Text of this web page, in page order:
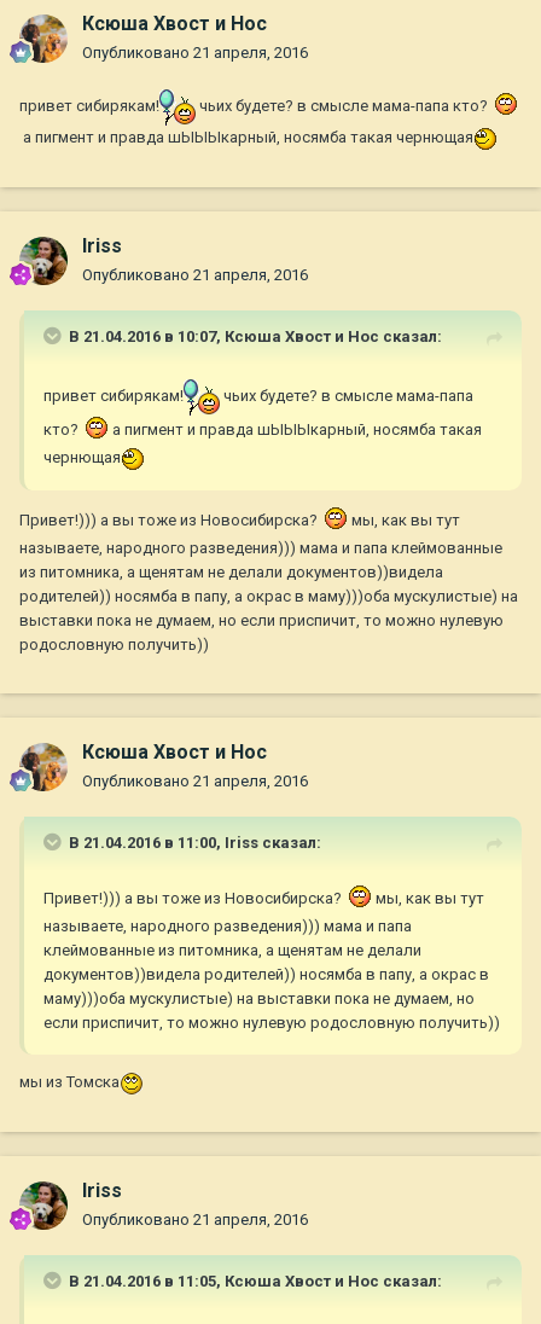
Ксюша Хвост и Нос
Опубликовано 21 апреля, 2016
привет сибирякам!
чьих будете? в смысле мама-папа кто?
а пигмент и правда шЫЫЫкарный, носямба такая чернющая
Iriss
Опубликовано 21 апреля, 2016
В 21.04.2016 в 10:07, Ксюша Хвост и Нос сказал:
привет сибирякам!
чьих будете? в смысле мама-папа
кто?
а пигмент и правда шЫЫЫкарный, носямба такая
чернющая
Привет!))) а вы тоже из Новосибирска?
мы, как вы тут
называете, народного разведения))) мама и папа клеймованные
из питомника, а щенятам не делали документов))видела
родителей)) носямба в папу, а окрас в маму)))оба мускулистые) на
выставки пока не думаем, но если приспичит, то можно нулевую
родословную получить))
Ксюша Хвост и Нос
Опубликовано 21 апреля, 2016
В 21.04.2016 в 11:00, Iriss сказал:
Привет!))) а вы тоже из Новосибирска?
мы, как вы тут
называете, народного разведения))) мама и папа
клеймованные из питомника, а щенятам не делали
документов))видела родителей)) носямба в папу, а окрас в
маму)))оба мускулистые) на выставки пока не думаем, но
если приспичит, то можно нулевую родословную получить))
мы из Томска
Iriss
Опубликовано 21 апреля, 2016
В 21.04.2016 в 11:05, Ксюша Хвост и Нос сказал: